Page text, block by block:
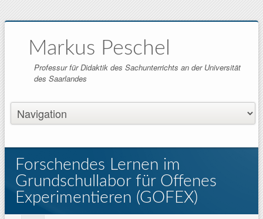
Markus Peschel
Professur für Didaktik des Sachunterrichts an der Universität
des Saarlandes
Forschendes Lernen im
Grundschullabor für Offenes
Experimentieren (GOFEX)